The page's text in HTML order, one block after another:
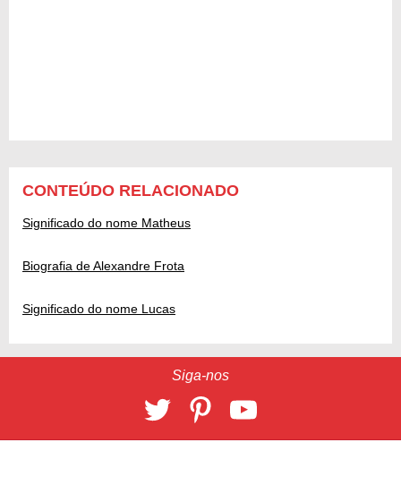
CONTEÚDO RELACIONADO
Significado do nome Matheus
Biografia de Alexandre Frota
Significado do nome Lucas
Siga-nos